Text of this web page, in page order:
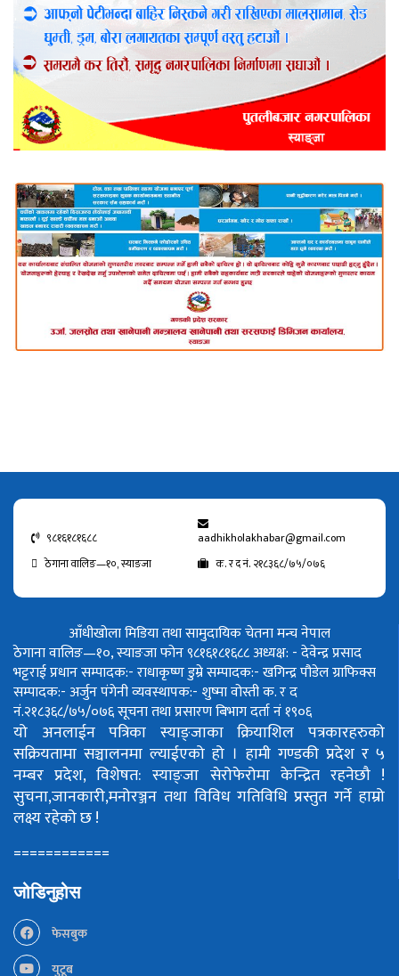
९८१६१८१६८८
aadhikholakhabar@gmail.com
ठेगाना वालिङ—१०, स्याङजा
क. र द नं. २१८३६८/७५/०७६
आँधीखोला मिडिया तथा सामुदायिक चेतना मन्च नेपाल
ठेगाना वालिङ—१०, स्याङजा फोन ९८१६१८१६८८अध्यक्ष: - देवेन्द्र प्रसाद
भट्टराईप्रधान सम्पादक:- राधाकृष्ण डुम्रेसम्पादक:- खगिन्द्र पौडेलग्राफिक्स
सम्पादक:- अर्जुन पंगेनीव्यवस्थापक:- शुष्मा वोस्तीक. र द
नं.२१८३६८/७५/०७६सूचना तथा प्रसारण बिभाग दर्ता नं १९०६
यो अनलाईन पत्रिका स्याङ्जाका क्रियाशिल पत्रकारहरुको
सक्रियतामा सञ्चालनमा ल्याईएको हो । हामी गण्डकी प्रदेश र ५
नम्बर प्रदेश, विशेषत: स्याङ्जा सेरोफेरोमा केन्द्रित रहनेछौ !
सुचना,जानकारी,मनोरञ्जन तथा विविध गतिविधि प्रस्तुत गर्ने हाम्रो
लक्ष्य रहेको छ !
============
जोडिनुहोस
फेसबुक
युटूब